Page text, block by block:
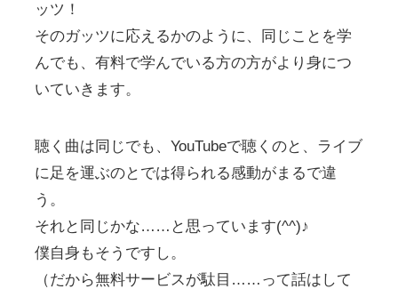
ッツ！
そのガッツに応えるかのように、同じことを学
んでも、有料で学んでいる方の方がより身につ
いていきます。
聴く曲は同じでも、YouTubeで聴くのと、ライブ
に足を運ぶのとでは得られる感動がまるで違
う。
それと同じかな……と思っています(^^)♪
僕自身もそうですし。
（だから無料サービスが駄目……って話はして